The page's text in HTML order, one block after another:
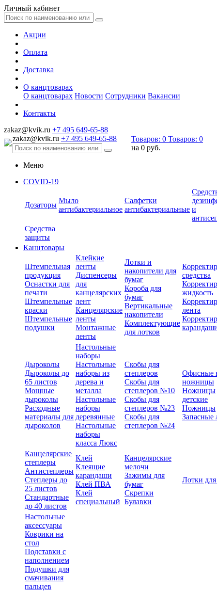
Личный кабинет
Акции
Оплата
Доставка
О канцтоварах
О канцтоварах Новости Сотрудники Вакансии
Контакты
zakaz@kvik.ru +7 495 649-65-88
zakaz@kvik.ru +7 495 649-65-88 Товаров: 0 Товаров: 0
на 0 руб.
Меню
COVID-19
Дозаторы
Мыло
антибактериальное
Салфетки
антибактериальные и
Средства
защиты
Канцтовары
Штемпельная
продукция
Оснастки для
печати
Штемпельные
краски
Штемпельные
подушки
Клейкие
ленты
Диспенсеры
для
канцелярских
лент
Канцелярские
ленты
Монтажные
ленты
Лотки и
накопители для
бумаг
Короба для
бумаг
Вертикальные
накопители
Комплектующие
для лотков
средства
жидкость
лента
Дыроколы
Дыроколы до
65 листов
Мощные
дыроколы
Расходные
материалы для
дыроколов
Настольные
наборы
Настольные
наборы из
дерева и
металла
Настольные
наборы
деревянные
Настольные
наборы
класса Люкс
Скобы для
степлеров
Скобы для
степлеров №10
Скобы для
степлеров №23
Скобы для
степлеров №24
Офисные
ножницы
Ножницы
детские
Ножницы
Запасные
Канцелярские
степлеры
Антистеплеры
Степлеры до
25 листов
Стандартные
до 40 листов
Клей
Клеящие
карандаши
Клей ПВА
Клей
специальный
Канцелярские
мелочи
Зажимы для
бумаг
Скрепки
Булавки
Лотки
Настольные
аксессуары
Коврики на
стол
Подставки с
наполнением
Подушки для
смачивания
пальцев